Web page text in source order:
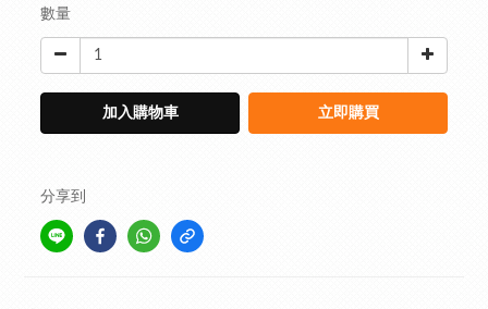
數量
加入購物車 立即購買
分享到